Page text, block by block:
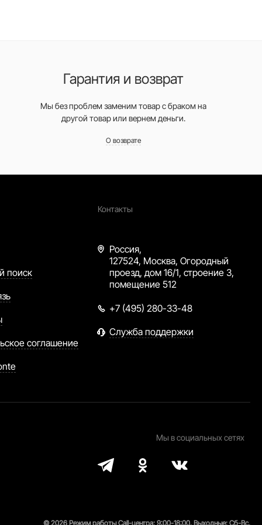
Гарантия и возврат
Мы без проблем заменим товар с браком на
другой товар или вернем деньги.
О возврате
поиск
соглашение
Контакты
Россия,
127524, Москва, Огородный
проезд, дом 16/1, строение 3,
помещение 512
+7 (495) 280-33-48
Служба поддержки
Мы в социальных сетях
© 2026 Режим работы Call-центра: 9:00-18:00. Выходные: Сб-Вс.